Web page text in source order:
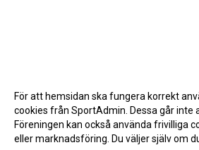
För att hemsidan ska fungera korrekt
cookies från SportAdmin. Dessa går inte
Föreningen kan också använda frivilliga
eller marknadsföring. Du väljer själv om